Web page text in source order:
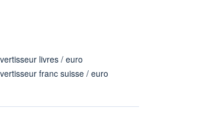
livres / euro
franc suisse / euro